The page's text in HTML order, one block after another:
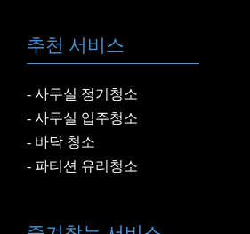
추천 서비스
사무실 정기청소
사무실 입주청소
바닥 청소
파티션 유리청소